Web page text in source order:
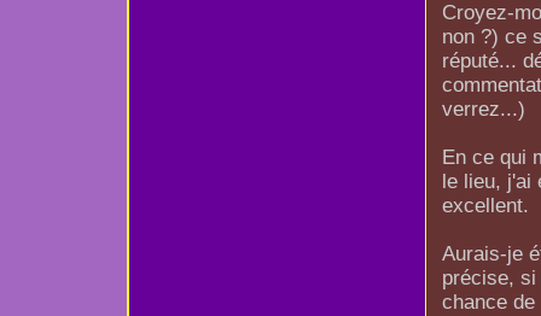
Croyez-
non ?) ce
réputé...
verrez...)
En ce qui
le lieu, j'ai
excellent.
Aurais-je
précise, si
chance